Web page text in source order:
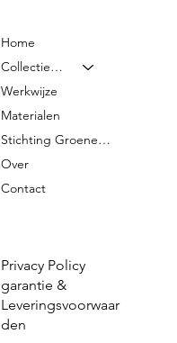
Privacy Policy
garantie &
Leveringsvoorwaar
den
Home
Collectie & Prijzen
Werkwijze
Materialen
Stichting Groene Graven
Over
Contact